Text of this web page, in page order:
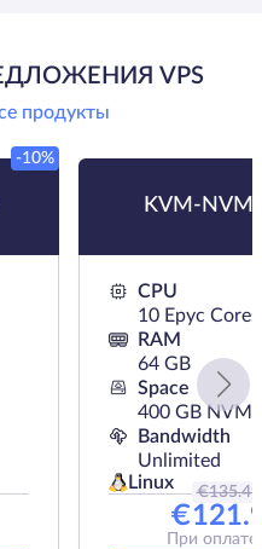
VPS
продукты
-10%
KVM-
CPU
10 Epyc Cores
RAM
64 GB
Space
400 GB NVMe
Bandwidth
Unlimited
Linux
€135.49
€
При оплате